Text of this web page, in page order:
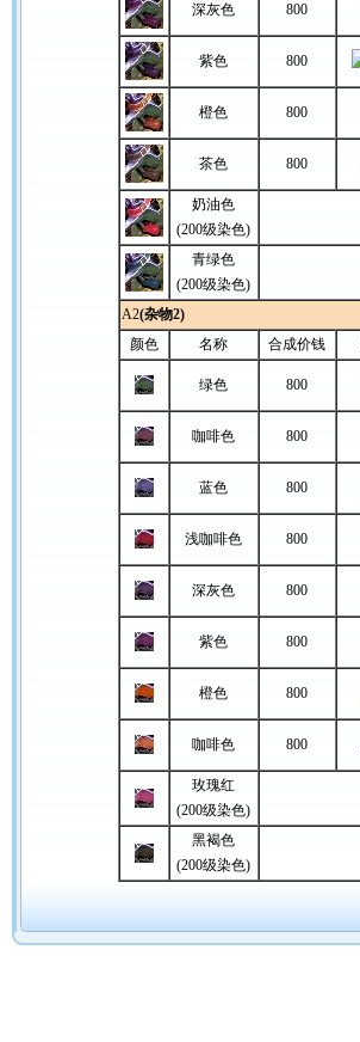
深灰色 800
紫色 800
橙色 800
茶色 800
奶油色
(200级染色)
青绿色
(200级染色)
A2(杂物2)
颜色
名称 合成价钱
绿色 800
咖啡色 800
蓝色 800
浅咖啡色 800
深灰色 800
紫色 800
橙色 800
咖啡色 800
玫瑰红
(200级染色)
黑褐色
(200级染色)